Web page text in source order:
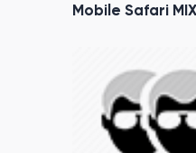
Mobile Safari